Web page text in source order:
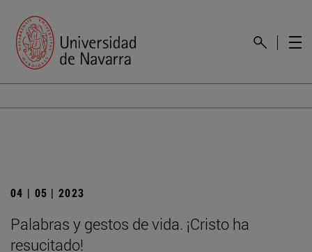
04 | 05 | 2023
Palabras y gestos de vida. ¡Cristo ha
resucitado!